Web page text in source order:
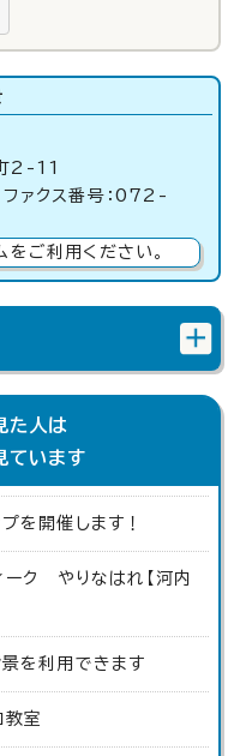
2-11
クス番号：072-
ご利用ください。
た人は
ています
を開催します！
ーク やりなはれ【河内
を利用できます
教室